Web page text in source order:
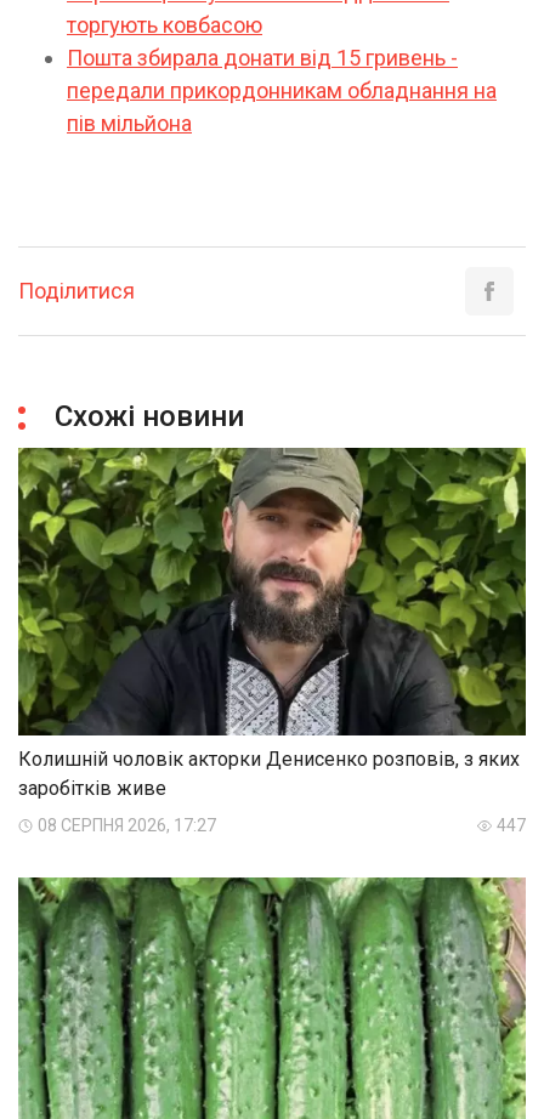
торгують ковбасою
Пошта збирала донати від 15 гривень -
передали прикордонникам обладнання на
пів мільйона
Поділитися
Схожі новини
Колишній чоловік акторки Денисенко розповів, з яких
заробітків живе
08 СЕРПНЯ 2026, 17:27 447